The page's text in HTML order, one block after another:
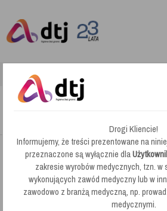
Unger System STINGRAY:Nowoczesne
rozwiązanie do czyszczenia wnętrz,
został zaprojektowany z myślą o szybkim
usuwaniu zabrudzeń z okien i innych
Drogi Kliencie!
Informujemy, że treści prezentowane na
przeznaczone są wyłącznie dla
zakresie wyrobów medycznych, tzn.
wykonujących zawód medyczny lub w
zawodowo z branżą medyczną, np.
medycznymi.